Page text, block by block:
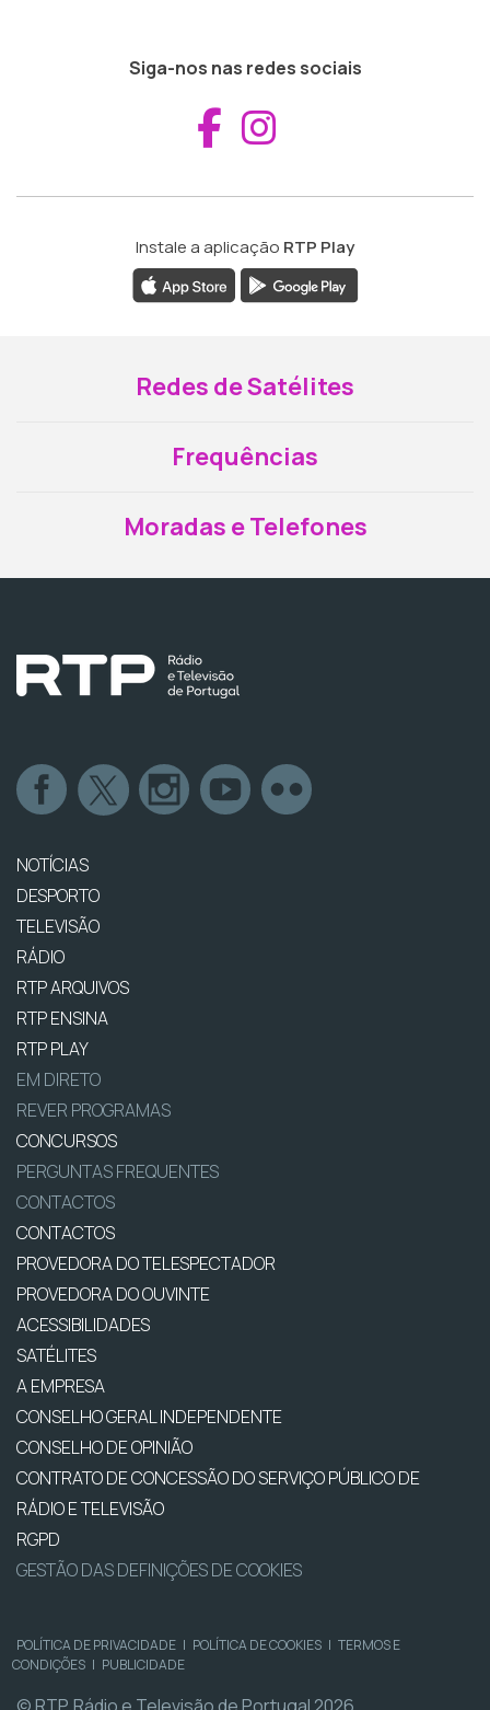
Siga-nos nas redes sociais
Aceder ao
Instale a aplicação RTP Play
Redes de Satélites
Frequências
Moradas e Telefones
NOTÍCIAS
DESPORTO
TELEVISÃO
RÁDIO
RTP ARQUIVOS
RTP ENSINA
RTP PLAY
EM DIRETO
REVER PROGRAMAS
CONCURSOS
PERGUNTAS FREQUENTES
CONTACTOS
CONTACTOS
PROVEDORA DO TELESPECTADOR
PROVEDORA DO OUVINTE
ACESSIBILIDADES
SATÉLITES
A EMPRESA
CONSELHO GERAL INDEPENDENTE
CONSELHO DE OPINIÃO
CONTRATO DE CONCESSÃO DO SERVIÇO PÚBLICO DE
RÁDIO E TELEVISÃO
RGPD
GESTÃO DAS DEFINIÇÕES DE COOKIES
POLÍTICA DE PRIVACIDADE | POLÍTICA DE COOKIES | TERMOS E
CONDIÇÕES | PUBLICIDADE